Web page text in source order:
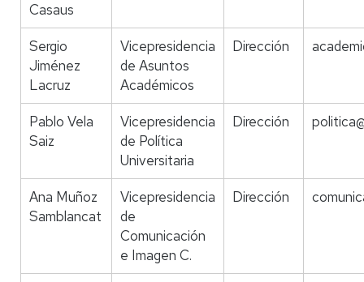
Casaus
Sergio
Jiménez
Lacruz
Vicepresidencia
de Asuntos
Académicos
Dirección
Pablo Vela
Saiz
Vicepresidencia
de Política
Universitaria
Dirección
Ana Muñoz
Samblancat
Vicepresidencia
de
Comunicación
e Imagen C.
Dirección